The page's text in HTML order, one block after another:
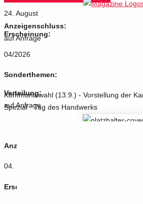
24. August
Erscheinung:
04/2026
Sonderthemen:
Kommunalwahl (13.9.) - Vorstellung der
Spezial · Tag des Handwerks
Anzeigenschluss:
04. November
Erscheinung:
Anzeigenschluss:
auf Anfrage
Verteilung:
auf Anfrage